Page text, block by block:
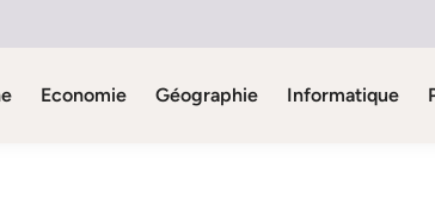
Economie Géographie Informatique